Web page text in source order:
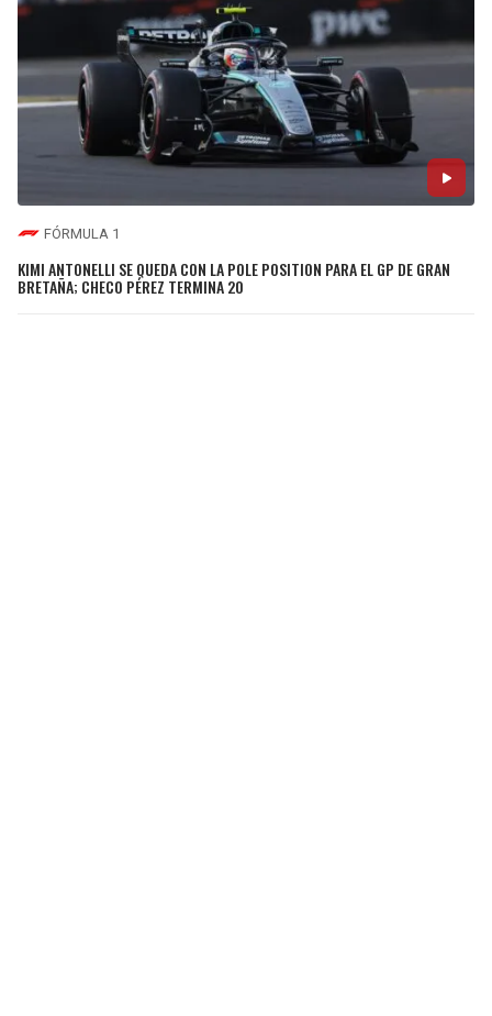
FÓRMULA 1
KIMI ANTONELLI SE QUEDA CON LA POLE POSITION PARA EL GP DE GRAN
BRETAÑA; CHECO PÉREZ TERMINA 20